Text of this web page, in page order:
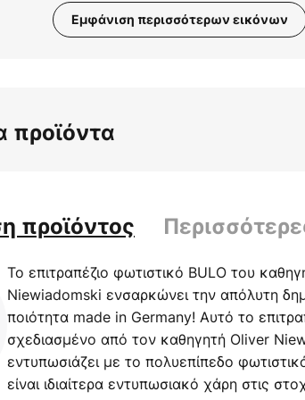
Εμφάνιση περισσότερων εικόνων
προϊόντα
προϊόντος
Το επιτραπέζιο φωτιστικό BULO του
Niewiadomski ενσαρκώνει την απόλυτη
ποιότητα made in Germany! Αυτό το
σχεδιασμένο από τον καθηγητή Oliver
εντυπωσιάζει με το πολυεπίπεδο
είναι ιδιαίτερα εντυπωσιακό χάρη στις